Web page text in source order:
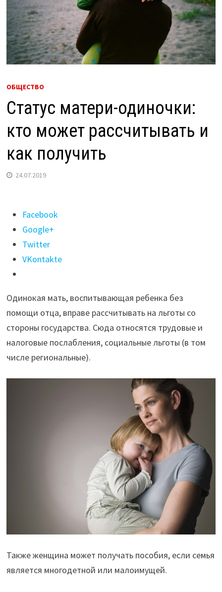
ОБЩЕСТВО
Статус матери-одиночки:
кто может рассчитывать и
как получить
24.07.2019
Поделиться
"Статус
матери-
одиночки:
кто
рассчитывать
и
как
получить"
Facebook
Google+
Twitter
VKontakte
Одинокая мать, воспитывающая ребенка без
помощи отца, вправе рассчитывать на льготы со
стороны государства. Сюда относятся трудовые и
налоговые послабления, социальные льготы (в том
числе региональные).
Также женщина может получать пособия, если семья
является многодетной или малоимущей.